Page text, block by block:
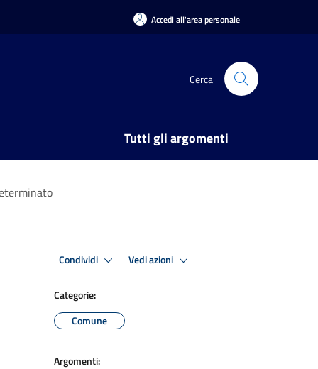
Accedi all'area personale
Cerca
Tutti gli argomenti
Condividi Vedi azioni
Categorie:
Comune
Argomenti: